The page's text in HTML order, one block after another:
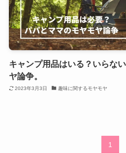
キャンプ用品はいる？いらな
ヤ論争。
2023年3月3日 趣味に関するモヤモヤ
1